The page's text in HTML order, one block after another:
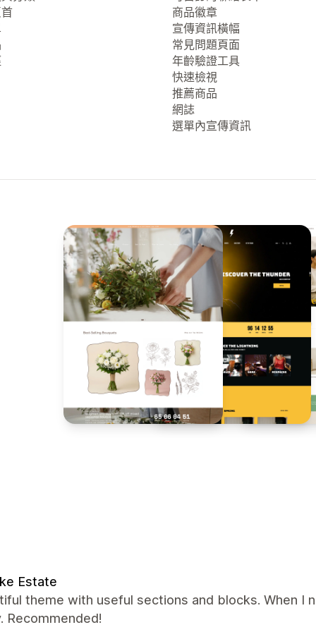
商品徽章
宣傳資訊橫幅
常見問題頁面
年齡驗證工具
快速檢視
推薦商品
網誌
選單內宣傳資訊
Estate
theme with useful sections and blocks. When I
Recommended!